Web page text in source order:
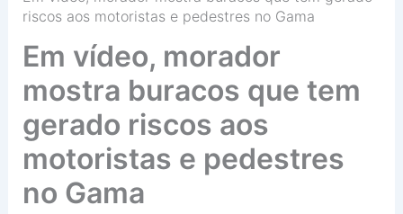
riscos aos motoristas e pedestres no Gama
Em vídeo, morador
mostra buracos que tem
gerado riscos aos
motoristas e pedestres
no Gama